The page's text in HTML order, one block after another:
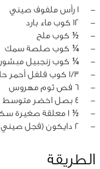
‏-
1 رأس ملفوف صيني
‏-
12 كوب ماء بارد
‏-
½ كوب ملح
‏-
¼ كوب صلصة سمك
‏-
¼ كوب زنجبيل مبشور
‏-
1/3 كوب فلفل أحمر حار كوري
‏-
6 فص ثوم مهروس
‏-
4 بصل اخضر متوسط
‏-
½ 1 معلقة صغيرة سكر
‏-
2 دايكون (فجل صيني أبيض) مقطع أصابع رفيعة
الطريقة